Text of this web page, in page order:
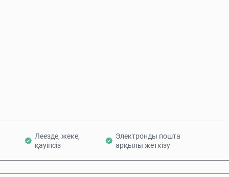
Леезде, жеке,
қауіпсіз
Электронды пошта
арқылы жеткізу